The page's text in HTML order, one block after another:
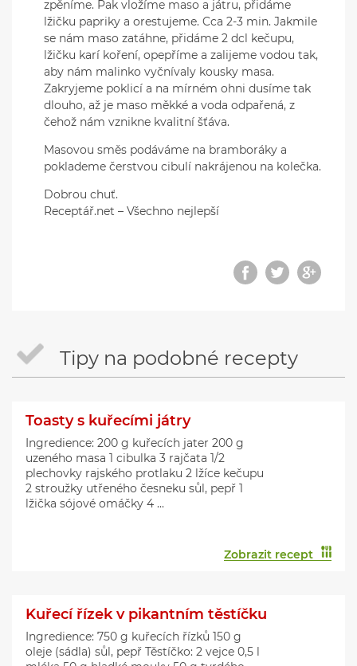
zpěníme. Pak vložíme maso a játru, přidáme
lžičku papriky a orestujeme. Cca 2-3 min. Jakmile
se nám maso zatáhne, přidáme 2 dcl kečupu,
lžičku karí koření, opepříme a zalijeme vodou tak,
aby nám malinko vyčnívaly kousky masa.
Zakryjeme poklicí a na mírném ohni dusíme tak
dlouho, až je maso měkké a voda odpařená, z
čehož nám vznikne kvalitní šťáva.
Masovou směs podáváme na bramboráky a
poklademe čerstvou cibulí nakrájenou na kolečka.
Dobrou chuť.
Receptář.net – Všechno nejlepší
Tipy na podobné recepty
Toasty s kuřecími játry
Ingredience: 200 g kuřecích jater 200 g
uzeného masa 1 cibulka 3 rajčata 1/2
plechovky rajského protlaku 2 lžíce kečupu
2 stroužky utřeného česneku sůl, pepř 1
lžička sójové omáčky 4 ...
Zobrazit recept
Kuřecí řízek v pikantním těstíčku
Ingredience: 750 g kuřecích řízků 150 g
oleje (sádla) sůl, pepř Těstíčko: 2 vejce 0,5 l